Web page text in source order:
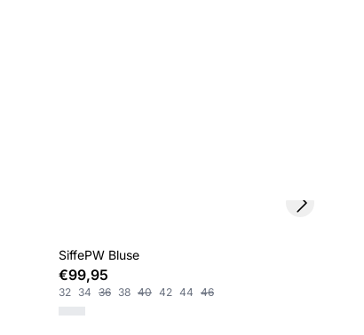
SiffePW Bluse
€99,95
32 34 36 38 40 42 44 46
Next slide